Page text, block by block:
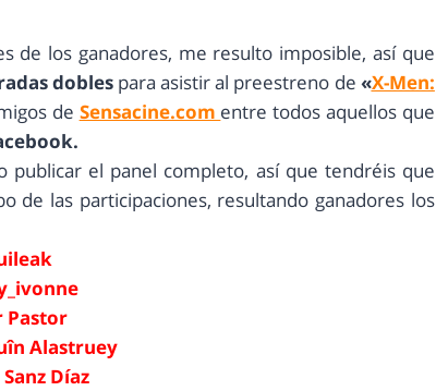
de los ganadores, me resulto imposible, así que
doblespara asistir al preestreno de «X-Men:
de Sensacine.com entre todos aquellos que
el panel completo, así que tendréis que
de las participaciones, resultando ganadores los
Pastor
Alastruey
Díaz